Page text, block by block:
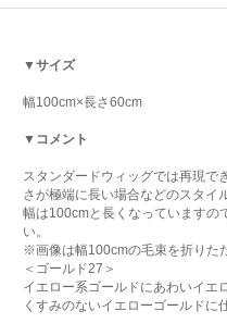
▼サイズ
幅100cm×長さ60cm
▼コメント
スタンダードウィッグでは再現で
さが極端に長い場合などのスタイ
幅は100cmと長くなっていますの
い。
※画像は幅100cmの毛束を折りた
＜ゴールド27＞
イエロー系ゴールドにあわいイエ
くすみのないイエローゴールドに